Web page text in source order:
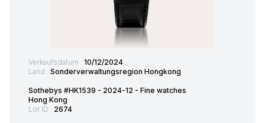
Verkaufsdatum : 10/12/2024
Land : Sonderverwaltungsregion Hongkong
Sothebys #HK1539 - 2024-12 - Fine watches
Hong Kong
Lot ID : 2674